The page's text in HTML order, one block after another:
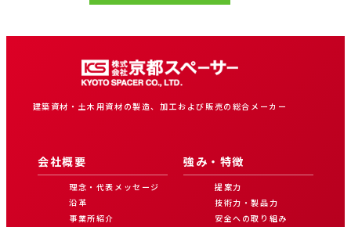
建築資材・土木用資材の製造、加工および販売の総合メーカー
会社概要
理念・代表メッセージ
沿革
事業所紹介
強み・特徴
提案力
技術力・製品力
安全への取り組み